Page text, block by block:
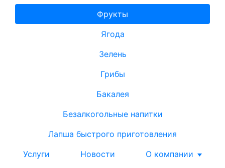
Фрукты
Ягода
Зелень
Грибы
Бакалея
Безалкогольные напитки
Лапша быстрого приготовления
Услуги
Новости
О компании